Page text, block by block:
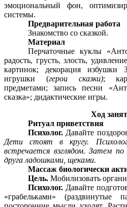
эмоциональный фон,
системы.
Предварительная работа
Знакомство со сказкой.
Материал
Перчаточные куклы
радость, грусть, злость,
картинок; декорация
игрушки (герои сказки);
предметами; запись песни
сказка»; дидактические игры.
Ход
Ритуал приветствия
Психолог. Давайте
Дети стоят в кругу.
встречается взглядом. Затем
друга ладошками, щеками.
Массаж биологически
Цель. Мобилизовать
Психолог. Давайте
«грабельками»